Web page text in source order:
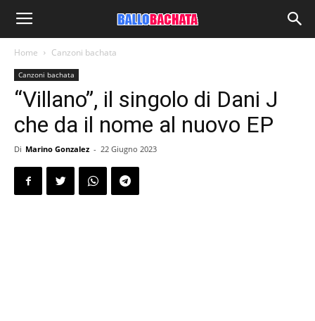
Home Canzoni bachata
Canzoni bachata
“Villano”, il singolo di Dani J
che da il nome al nuovo EP
Di Marino Gonzalez - 22 Giugno 2023